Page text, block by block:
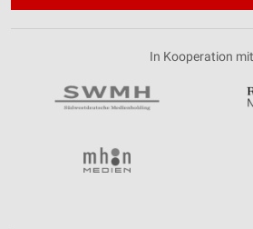
In Kooperation